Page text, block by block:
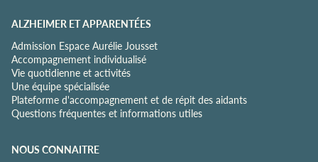
ALZHEIMER ET APPARENTÉES
Admission Espace Aurélie Jousset
Accompagnement individualisé
Vie quotidienne et activités
Une équipe spécialisée
Plateforme d'accompagnement et de répit des aidants
Questions fréquentes et informations utiles
NOUS CONNAITRE